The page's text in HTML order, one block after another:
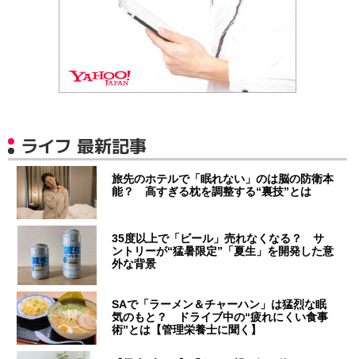
ライフ 最新記事
旅先のホテルで「眠れない」のは脳の防衛本
能？ 高すぎる枕を調整する“裏技”とは
35度以上で「ビール」売れなくなる？ サ
ントリーが“猛暑限定”「夏生」を開発した意
外な背景
SAで「ラーメン＆チャーハン」は猛烈な眠
気のもと？ ドライブ中の“疲れにくい食事
術”とは【管理栄養士に聞く】